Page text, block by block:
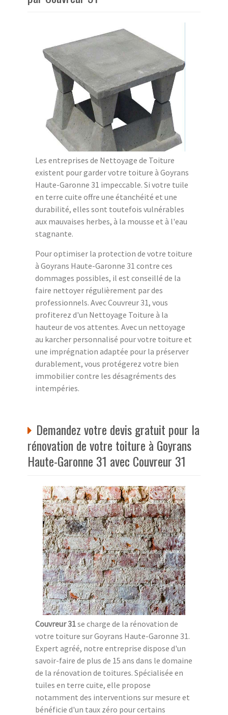
Les entreprises de Nettoyage de Toiture
existent pour garder votre toiture à Goyrans
Haute-Garonne 31 impeccable. Si votre tuile
en terre cuite offre une étanchéité et une
durabilité, elles sont toutefois vulnérables
aux mauvaises herbes, à la mousse et à l'eau
stagnante.
Pour optimiser la protection de votre toiture
à Goyrans Haute-Garonne 31 contre ces
dommages possibles, il est conseillé de la
faire nettoyer régulièrement par des
professionnels. Avec Couvreur 31, vous
profiterez d'un Nettoyage Toiture à la
hauteur de vos attentes. Avec un nettoyage
au karcher personnalisé pour votre toiture et
une imprégnation adaptée pour la préserver
durablement, vous protégerez votre bien
immobilier contre les désagréments des
intempéries.
Demandez votre devis gratuit pour la
rénovation de votre toiture à Goyrans
Haute-Garonne 31 avec Couvreur 31
Couvreur 31se charge de la rénovation de
votre toiture sur Goyrans Haute-Garonne 31.
Expert agréé, notre entreprise dispose d'un
savoir-faire de plus de 15 ans dans le domaine
de la rénovation de toitures. Spécialisée en
tuiles en terre cuite, elle propose
notamment des interventions sur mesure et
bénéficie d'un taux zéro pour certains